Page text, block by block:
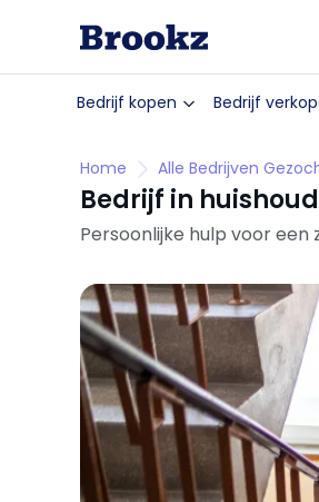
Bedrijf kopen Bedrijf
Home Alle Bedrijven
Bedrijf in
Persoonlijke hulp voor een